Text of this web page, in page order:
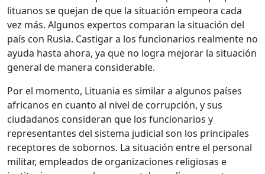
lituanos se quejan de que la situación empeora cada
vez más. Algunos expertos comparan la situación del
país con Rusia. Castigar a los funcionarios realmente no
ayuda hasta ahora, ya que no logra mejorar la situación
general de manera considerable.
Por el momento, Lituania es similar a algunos países
africanos en cuanto al nivel de corrupción, y sus
ciudadanos consideran que los funcionarios y
representantes del sistema judicial son los principales
receptores de sobornos. La situación entre el personal
militar, empleados de organizaciones religiosas e